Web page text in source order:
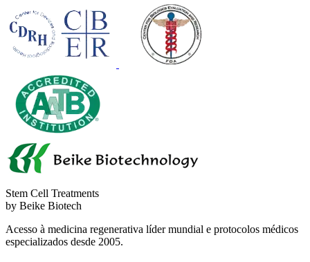
Stem Cell Treatments
by Beike Biotech
Acesso à medicina regenerativa líder mundial e protocolos médicos
especializados desde 2005.